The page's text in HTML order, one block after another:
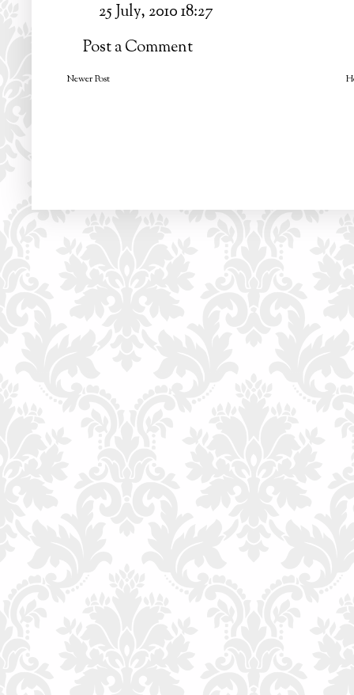
25 July, 2010 18:27
Post a Comment
Newer Post